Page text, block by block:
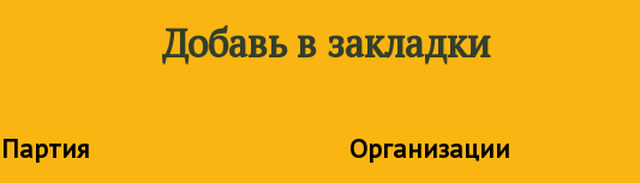
Добавь в закладки
Партия Организации